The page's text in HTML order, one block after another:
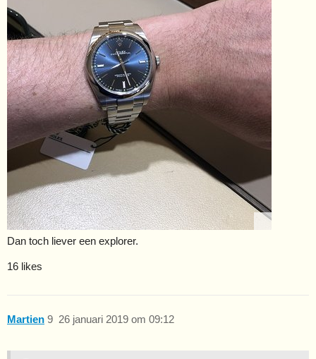
Dan toch liever een explorer.
16 likes
Martien 26 januari 2019 om 09:12
9